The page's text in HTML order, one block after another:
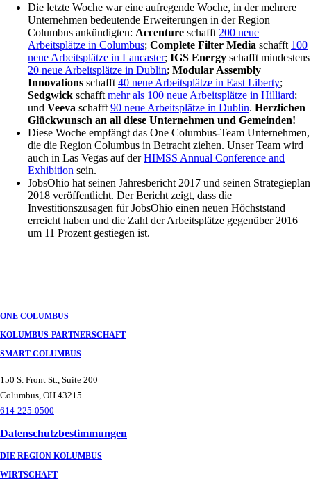
Die letzte Woche war eine aufregende Woche, in der mehrere
Unternehmen bedeutende Erweiterungen in der Region
Columbus ankündigten: Accenture schafft 200 neue
Arbeitsplätze in Columbus; Complete Filter Media schafft 100
neue Arbeitsplätze in Lancaster; IGS Energy schafft mindestens
20 neue Arbeitsplätze in Dublin; Modular Assembly
Innovations schafft 40 neue Arbeitsplätze in East Liberty;
Sedgwick schafft mehr als 100 neue Arbeitsplätze in Hilliard;
und Veeva schafft 90 neue Arbeitsplätze in Dublin. Herzlichen
Glückwunsch an all diese Unternehmen und Gemeinden!
Diese Woche empfängt das One Columbus-Team Unternehmen,
die die Region Columbus in Betracht ziehen. Unser Team wird
auch in Las Vegas auf derHIMSS Annual Conference and
Exhibition sein.
JobsOhio hat seinen Jahresbericht 2017 und seinen Strategieplan
2018 veröffentlicht. Der Bericht zeigt, dass die
Investitionszusagen für JobsOhio einen neuen Höchststand
erreicht haben und die Zahl der Arbeitsplätze gegenüber 2016
um 11 Prozent gestiegen ist.
ONE COLUMBUS
KOLUMBUS-PARTNERSCHAFT
SMART COLUMBUS
150 S. Front St., Suite 200
Columbus, OH 43215
614-225-0500
Datenschutzbestimmungen
DIE REGION KOLUMBUS
WIRTSCHAFT